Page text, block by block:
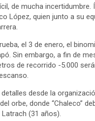
de mucha
López, quien junto a su
el 3 de enero, el
Sin embargo, a fin de
de recorrido -5.000
desde la
orbe, donde “Chaleco”
(31 años).